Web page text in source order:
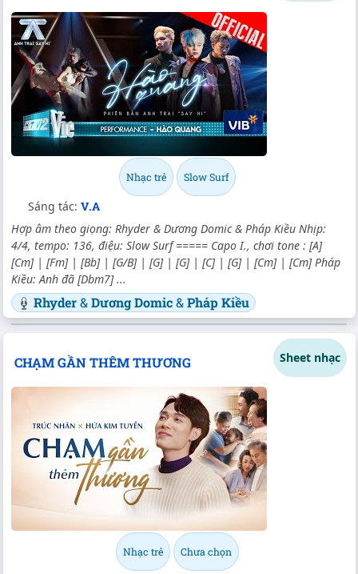
Nhạc trẻ Slow Surf
Sáng tác: V.A
Hợp âm theo giọng: Rhyder & Dương Domic & Pháp Kiều Nhịp:
4/4, tempo: 136, điệu: Slow Surf ===== Capo I., chơi tone : [A]
[Cm] | [Fm] | [Bb] | [G/B] | [G] | [G] | [C] | [G] | [Cm] | [Cm] Pháp
Kiều: Anh đã [Dbm7] ...
Rhyder&Dương Domic&Pháp Kiều
CHẠM GẦN THÊM THƯƠNG Sheet nhạc
Nhạc trẻ Chưa chọn